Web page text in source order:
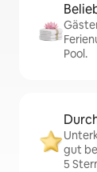
Pool.
gut
5